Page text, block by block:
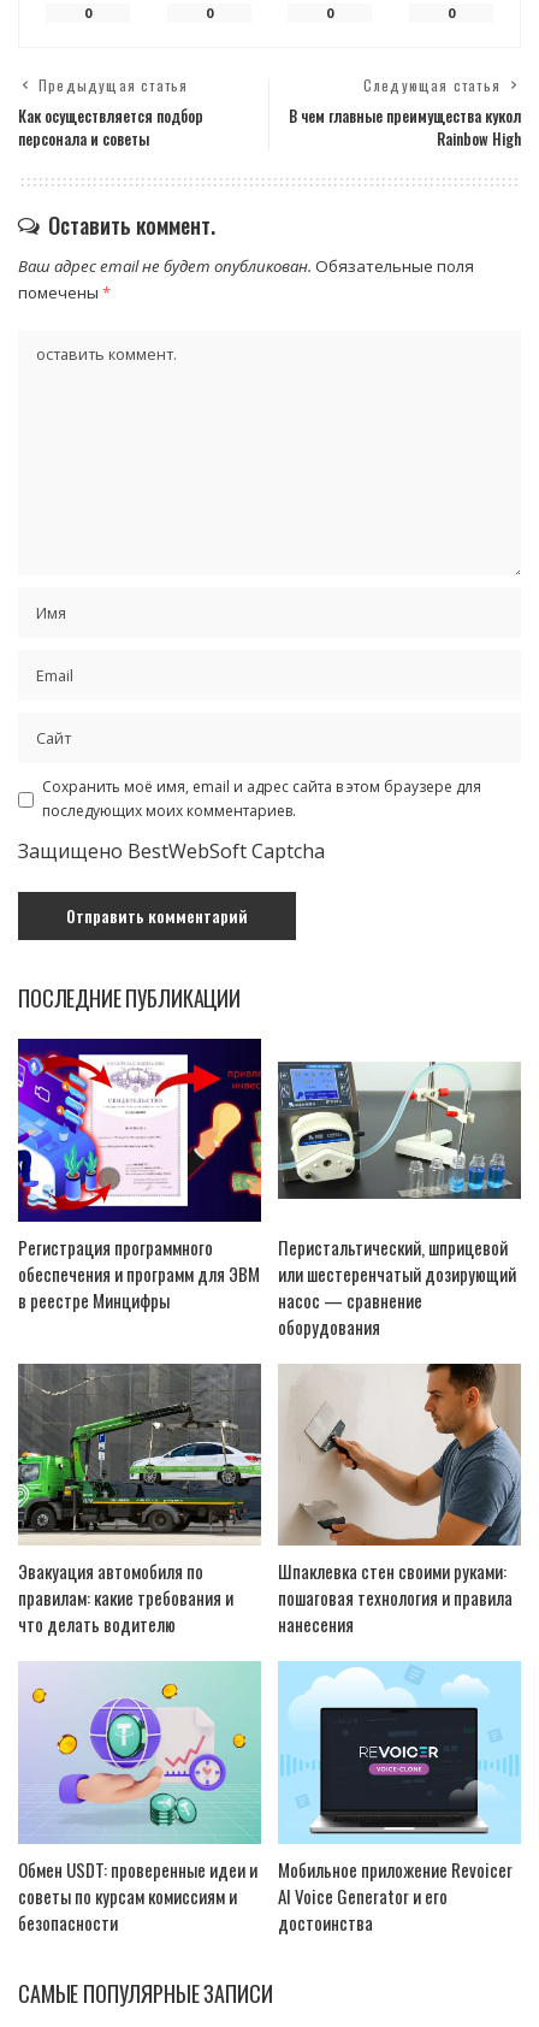
0 0 0 0
Предыдущая статья
Как осуществляется подбор
персонала и советы
Следующая статья
В чем главные преимущества кукол
Rainbow High
Оставить коммент.
Ваш адрес email не будет опубликован. Обязательные поля
помечены *
Сохранить моё имя, email и адрес сайта в этом браузере для
последующих моих комментариев.
Защищено BestWebSoft Captcha
ПОСЛЕДНИЕ ПУБЛИКАЦИИ
Регистрация программного
обеспечения и программ для ЭВМ
в реестре Минцифры
Перистальтический, шприцевой
или шестеренчатый дозирующий
насос — сравнение
оборудования
Эвакуация автомобиля по
правилам: какие требования и
что делать водителю
Шпаклевка стен своими руками:
пошаговая технология и правила
нанесения
Обмен USDT: проверенные идеи и
советы по курсам комиссиям и
безопасности
Мобильное приложение Revoicer
AI Voice Generator и его
достоинства
САМЫЕ ПОПУЛЯРНЫЕ ЗАПИСИ